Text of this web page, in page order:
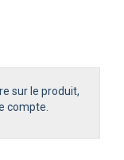
sur le produit,
compte.